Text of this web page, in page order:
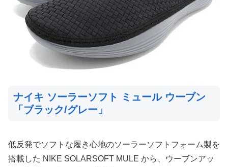
ナイキ ソーラーソフト ミュール ウーブン
「ブラック/グレー」
低反発でソフトな履き心地のソーラーソフトフォーム製を
搭載した NIKE SOLARSOFT MULE から、ウーブンアッ